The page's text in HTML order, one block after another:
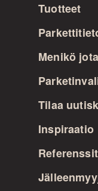
Tuotteet
Menikö
Tilaa
Inspiraatio
Referenssit